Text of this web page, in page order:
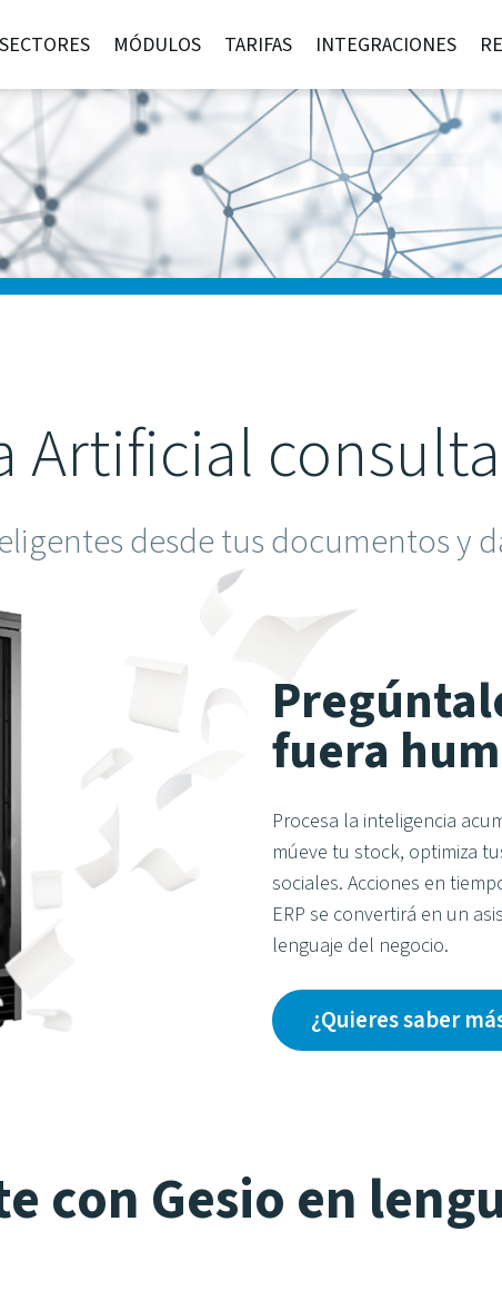
SECTORES MÓDULOS TARIFAS INTEGRACIONES
Artificial
desde tus documentos y
fuera
Procesa la inteligencia
múeve tu stock, optimiza
sociales. Acciones en
ERP se convertirá en un
lenguaje del negocio.
¿Quieres saber
con Gesio en